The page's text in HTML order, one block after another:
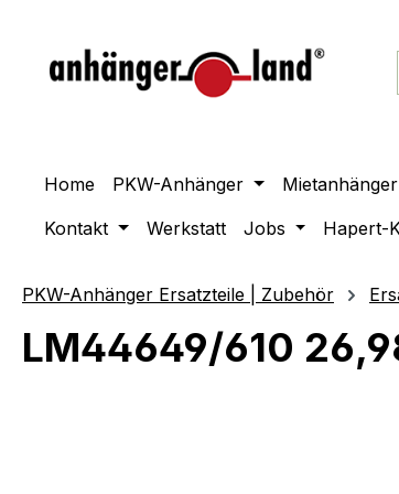
Home PKW-Anhänger
Kontakt
Werkstatt Jobs Hapert-
PKW-Anhänger Ersatzteile | Zubehör
LM44649/610